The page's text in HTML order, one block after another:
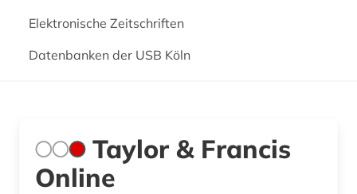
Elektronische Zeitschriften
Datenbanken der USB Köln
Taylor & Francis
Online